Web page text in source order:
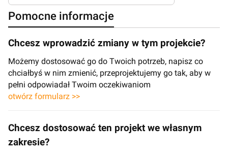
Pomocne informacje
Chcesz wprowadzić zmiany w tym projekcie?
Możemy dostosować go do Twoich potrzeb, napisz co
chciałbyś w nim zmienić, przeprojektujemy go tak, aby w
pełni odpowiadał Twoim oczekiwaniom
otwórz formularz >>
Chcesz dostosować ten projekt we własnym
zakresie?